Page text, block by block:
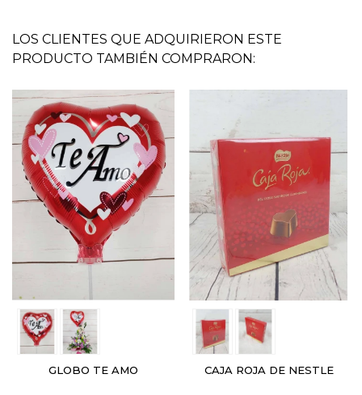
LOS CLIENTES QUE ADQUIRIERON ESTE
PRODUCTO TAMBIÉN COMPRARON:
GLOBO TE AMO CAJA ROJA DE NESTLE